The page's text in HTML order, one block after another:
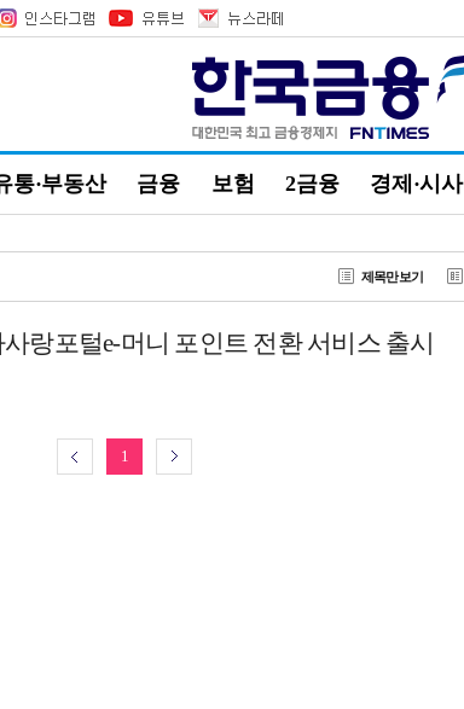
통·부동산 금융 보험 2금융 경제·시사
제목만보기
랑포털e-머니 포인트 전환 서비스 출시
1